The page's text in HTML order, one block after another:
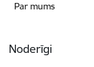
Par mums
Noderīgi